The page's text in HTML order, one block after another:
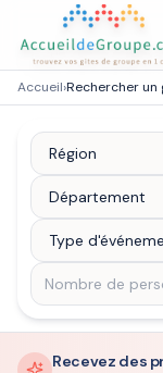
Accueil›Rechercher
Recevez des